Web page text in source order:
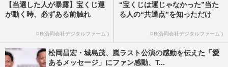
【当選した人が暴露】宝くじ運
が動く時、必ずある前触れ
PR(合同会社デジタルファーム )
“宝くじは運じゃなかった”当た
る人の“共通点”を知っただけ
PR(合同会社デジタルファーム )
松岡昌宏・城島茂、嵐ラスト公演の感動を伝えた「愛
あるメッセージ」にファン感動、T...